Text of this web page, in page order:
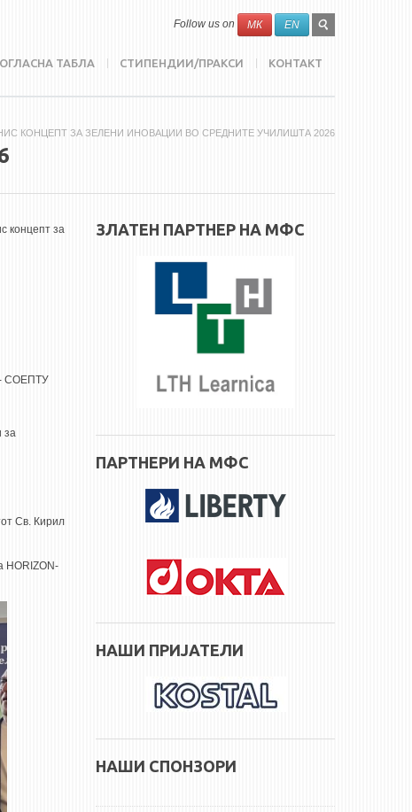
SEARCH
FORM
Search
Follow us on МК EN
ОГЛАСНА ТАБЛА СТИПЕНДИИ/ПРАКСИ КОНТАКТ
КОНЦЕПТ ЗА ЗЕЛЕНИ ИНОВАЦИИ ВО СРЕДНИТЕ УЧИЛИШТА 2026
концепт за
- СОЕПТУ
за
Св. Кирил
HORIZON-
ЗЛАТЕН ПАРТНЕР НА МФС
ПАРТНЕРИ НА МФС
НАШИ ПРИЈАТЕЛИ
НАШИ СПОНЗОРИ